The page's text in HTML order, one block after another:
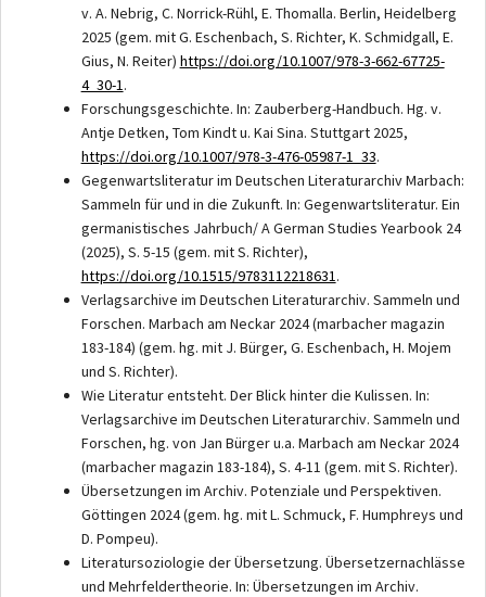
v. A. Nebrig, C. Norrick-Rühl, E. Thomalla. Berlin, Heidelberg
2025 (gem. mit G. Eschenbach, S. Richter, K. Schmidgall, E.
Gius, N. Reiter) https://doi.org/10.1007/978-3-662-67725-
4_30-1.
Forschungsgeschichte. In: Zauberberg-Handbuch. Hg. v.
Antje Detken, Tom Kindt u. Kai Sina. Stuttgart 2025,
https://doi.org/10.1007/978-3-476-05987-1_33.
Gegenwartsliteratur im Deutschen Literaturarchiv Marbach:
Sammeln für und in die Zukunft. In: Gegenwartsliteratur. Ein
germanistisches Jahrbuch/ A German Studies Yearbook 24
(2025), S. 5-15 (gem. mit S. Richter),
https://doi.org/10.1515/9783112218631.
Verlagsarchive im Deutschen Literaturarchiv. Sammeln und
Forschen. Marbach am Neckar 2024 (marbacher magazin
183-184) (gem. hg. mit J. Bürger, G. Eschenbach, H. Mojem
und S. Richter).
Wie Literatur entsteht. Der Blick hinter die Kulissen. In:
Verlagsarchive im Deutschen Literaturarchiv. Sammeln und
Forschen, hg. von Jan Bürger u.a. Marbach am Neckar 2024
(marbacher magazin 183-184), S. 4-11 (gem. mit S. Richter).
Übersetzungen im Archiv. Potenziale und Perspektiven.
Göttingen 2024 (gem. hg. mit L. Schmuck, F. Humphreys und
D. Pompeu).
Literatursoziologie der Übersetzung. Übersetzernachlässe
und Mehrfeldertheorie. In: Übersetzungen im Archiv.